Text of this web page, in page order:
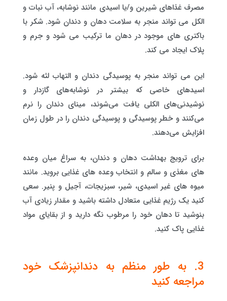
مصرف غذاهای شیرین و/یا اسیدی مانند نوشابه، آب نبات و
الکل می تواند منجر به سلامت دهان و دندان شود. شکر با
باکتری های موجود در دهان ما ترکیب می شود و جرم و
پلاک ایجاد می کند.
این می تواند منجر به پوسیدگی دندان و التهاب لثه شود.
اسیدهای خاصی که بیشتر در نوشابه‌های گازدار و
نوشیدنی‌های الکلی یافت می‌شوند، مینای دندان را نرم
می‌کنند و خطر پوسیدگی و پوسیدگی دندان را در طول زمان
افزایش می‌دهند.
برای ترویج بهداشت دهان و دندان، به سراغ میان وعده
های مغذی و سالم و انتخاب وعده های غذایی بروید. مانند
میوه های غیر اسیدی، شیر، سبزیجات، آجیل و پنیر. سعی
کنید یک رژیم غذایی متعادل داشته باشید و مقدار زیادی آب
بنوشید تا دهان خود را مرطوب نگه دارید و از بقایای مواد
غذایی پاک کنید.
3. به طور منظم به دندانپزشک خود
مراجعه کنید